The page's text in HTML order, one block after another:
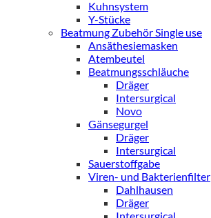
Kuhnsystem
Y-Stücke
Beatmung Zubehör Single use
Ansäthesiemasken
Atembeutel
Beatmungsschläuche
Dräger
Intersurgical
Novo
Gänsegurgel
Dräger
Intersurgical
Sauerstoffgabe
Viren- und Bakterienfilter
Dahlhausen
Dräger